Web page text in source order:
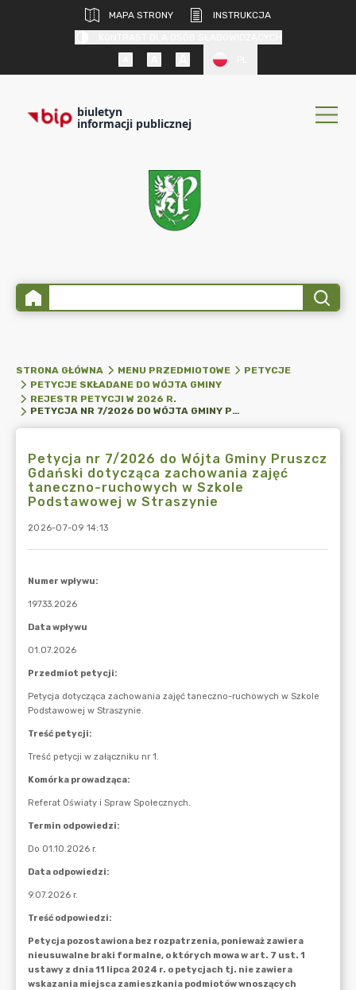
MAPA STRONY
INSTRUKCJA
biuletyn
informacji publicznej
STRONA GŁÓWNA MENU PRZEDMIOTOWE
PETYCJE
PETYCJE SKŁADANE DO WÓJTA GMINY
REJESTR PETYCJI W 2026 R.
PETYCJA NR 7/2026 DO WÓJTA GMINY PRUSZCZ GDAŃSKI DOTYCZĄCA ZACHOWANIA ZAJĘĆ TANECZNO-RUCHOWYCH W SZKOLE PODSTAWOWEJ W STRASZYNIE
Petycja nr 7/2026 do Wójta Gminy Pruszcz
Gdański dotycząca zachowania zajęć
taneczno-ruchowych w Szkole
Podstawowej w Straszynie
2026-07-09 14:13